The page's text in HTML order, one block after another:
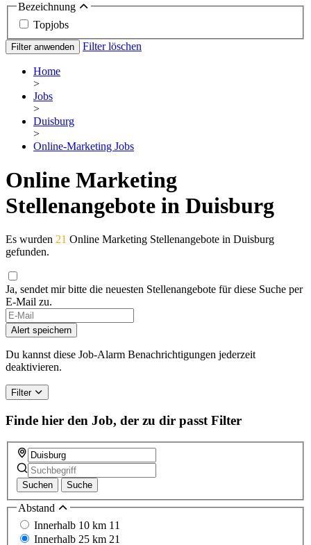
Bezeichnung
Topjobs
Filter anwenden Filter löschen
Home
>
Jobs
>
Duisburg
>
Online-Marketing Jobs
Online Marketing
Stellenangebote in Duisburg
Es wurden 21 Online Marketing Stellenangebote in Duisburg
gefunden.
Ja, sendet mir bitte die neuesten Stellenangebote für diese Suche per
E-Mail zu.
Alert speichern
Du kannst diese Job-Alarm Benachrichtigungen jederzeit
deaktivieren.
Filter
Finde hier den Job, der zu dir passt Filter
Suchen Suche
Abstand
Innerhalb 10 km 11
Innerhalb 25 km 21